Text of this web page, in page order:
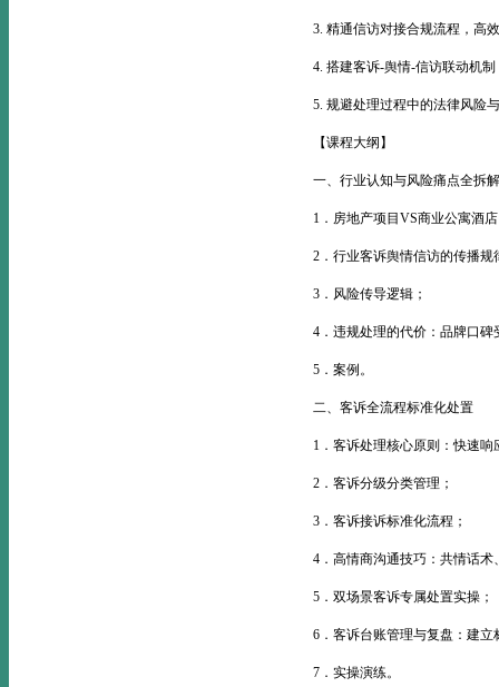
3. 精通信访对接合规流程，高
4. 搭建客诉-舆情-信访联动机
5. 规避处理过程中的法律风险
【课程大纲】
一、行业认知与风险痛点全拆解
1．房地产项目VS商业公寓酒
2．行业客诉舆情信访的传播
3．风险传导逻辑；
4．违规处理的代价：品牌口
5．案例。
二、客诉全流程标准化处置
1．客诉处理核心原则：快速
2．客诉分级分类管理；
3．客诉接诉标准化流程；
4．高情商沟通技巧：共情话
5．双场景客诉专属处置实操；
6．客诉台账管理与复盘：建
7．实操演练。